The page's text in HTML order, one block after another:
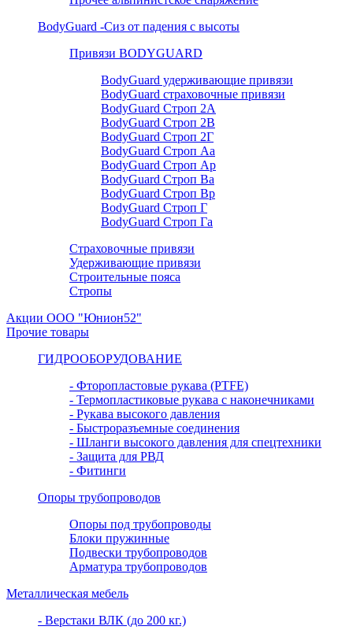
BodyGuard -Сиз от падения с высоты
Привязи BODYGUARD
BodyGuard удерживающие привязи
BodyGuard страховочные привязи
BodyGuard Строп 2А
BodyGuard Строп 2В
BodyGuard Строп 2Г
BodyGuard Строп Аа
BodyGuard Строп Ар
BodyGuard Строп Ва
BodyGuard Строп Вр
BodyGuard Строп Г
BodyGuard Строп Га
Страховочные привязи
Удерживающие привязи
Строительные пояса
Стропы
Акции ООО "Юнион52"
Прочие товары
ГИДРООБОРУДОВАНИЕ
- Фторопластовые рукава (PTFE)
- Термопластиковые рукава с наконечниками
- Рукава высокого давления
- Быстроразъемные соединения
- Шланги высокого давления для спецтехники
- Защита для РВД
- Фитинги
Опоры трубопроводов
Опоры под трубопроводы
Блоки пружинные
Подвески трубопроводов
Арматура трубопроводов
Металлическая мебель
- Верстаки ВЛК (до 200 кг.)